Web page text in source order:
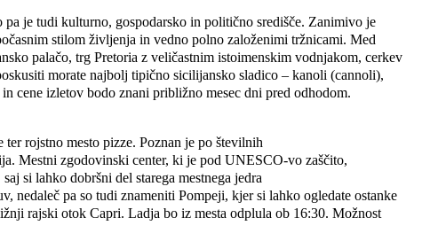
je tudi kulturno, gospodarsko in politično središče. Zanimivo je
stilom življenja in vedno polno založenimi tržnicami. Med
palačo, trg Pretoria z veličastnim istoimenskim vodnjakom, cerkev
morate najbolj tipično sicilijansko sladico – kanoli (cannoli),
cene izletov bodo znani približno mesec dni pred odhodom.
rojstno mesto pizze. Poznan je po številnih
Mestni zgodovinski center, ki je pod UNESCO-vo zaščito,
si lahko dobršni del starega mestnega jedra
nedaleč pa so tudi znameniti Pompeji, kjer si lahko ogledate ostanke
rajski otok Capri. Ladja bo iz mesta odplula ob 16:30. Možnost